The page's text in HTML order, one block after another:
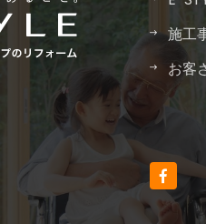
施工
お客